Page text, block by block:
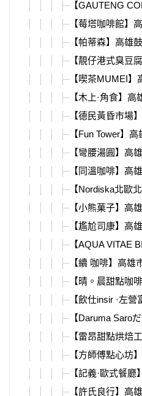
【GAUTENG
【莓塔咖啡館】
【帕蒂森】高雄
【靚仔港式臭豆
【喫茶MUMEI
【木上·角食】
【德民黃昏市場
【Fun Tower】
【彎腰湯圓】高
【同溫咖啡】高
【Nordiska北歐
【小熊菓子】高
【尷尬司康】高
【AQUA VITAE
【續 咖啡】高
【晴。晨甜點咖
【飲仕insir ·左
【Daruma Saro
【雷昂甜點烘焙
【方師傅點心坊
【記義·歐式餐
【許氏良行】高